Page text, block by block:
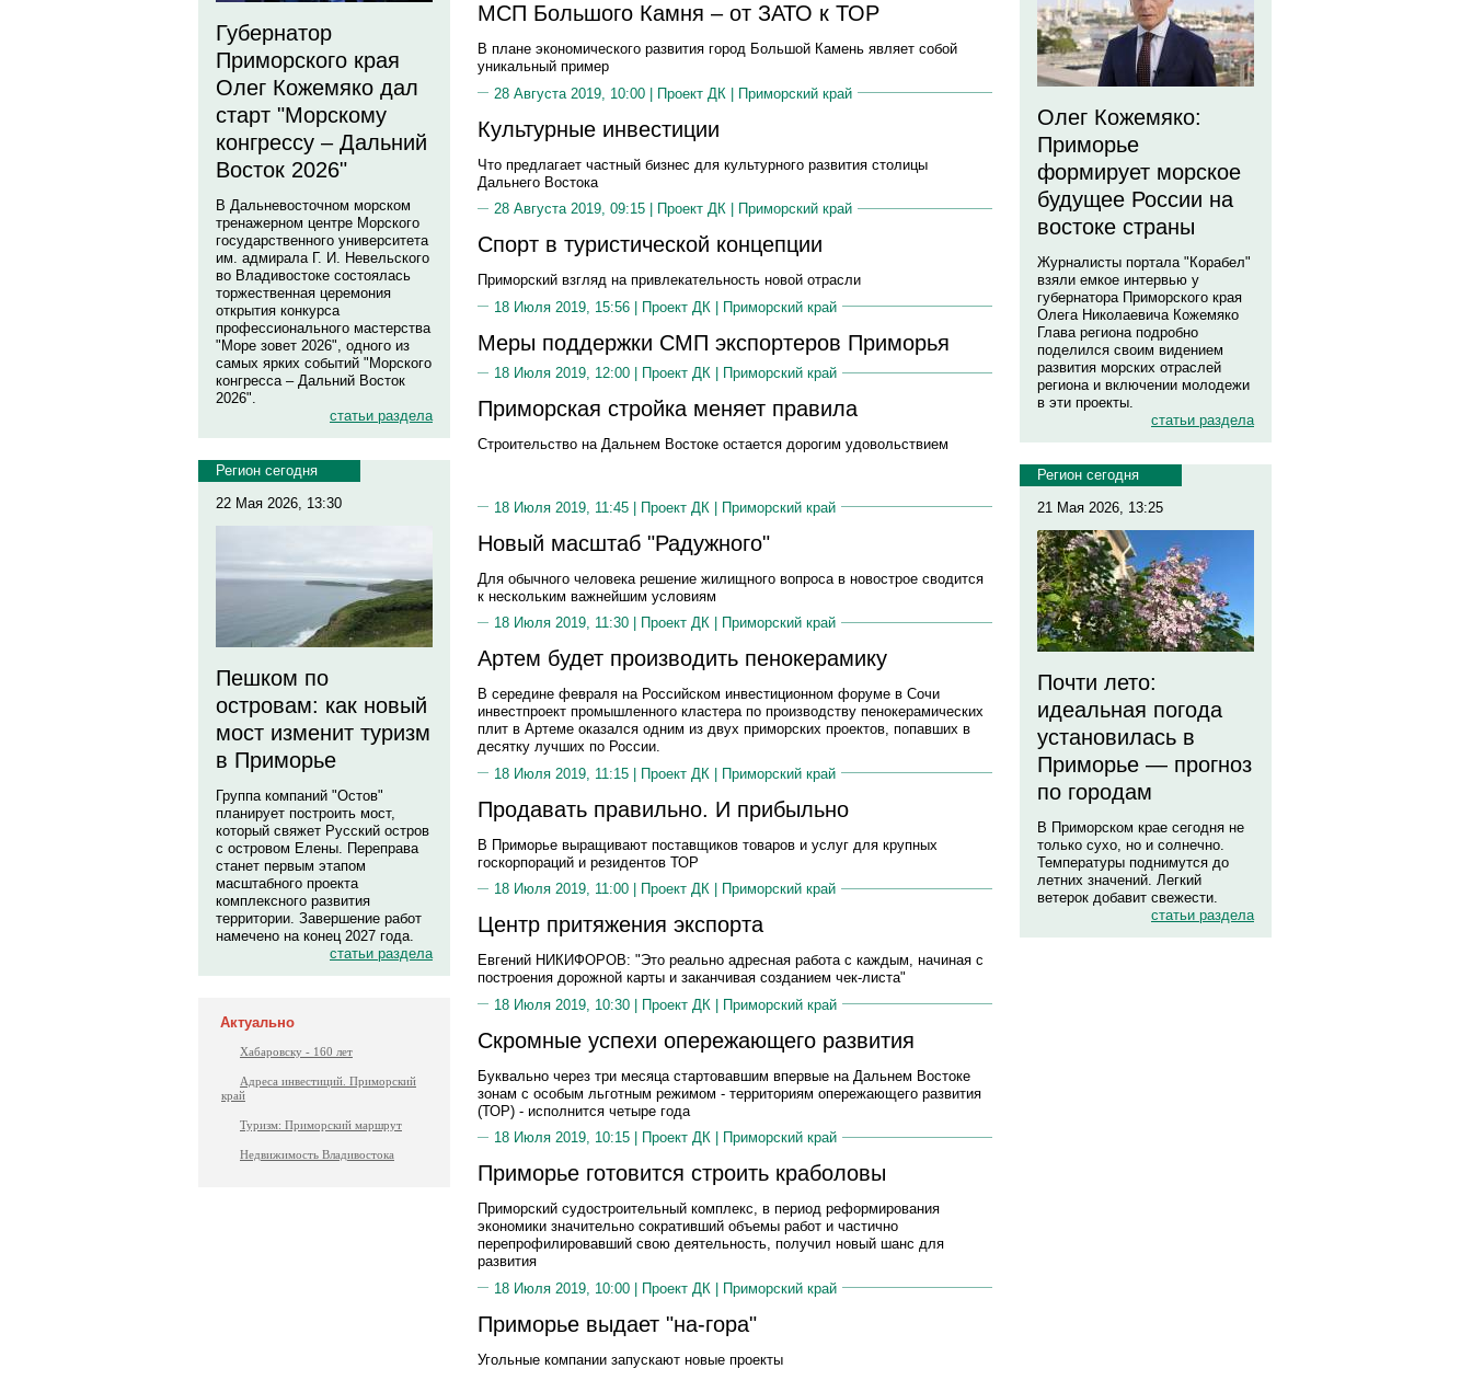
Губернатор
Приморского края
Олег Кожемяко дал
старт "Морскому
конгрессу – Дальний
Восток 2026"
В Дальневосточном морском
тренажерном центре Морского
государственного университета
им. адмирала Г. И. Невельского
во Владивостоке состоялась
торжественная церемония
открытия конкурса
профессионального мастерства
"Море зовет 2026", одного из
самых ярких событий "Морского
конгресса – Дальний Восток
2026".
статьи раздела
Регион сегодня
22 Мая 2026, 13:30
Пешком по
островам: как новый
мост изменит туризм
в Приморье
Группа компаний "Остов"
планирует построить мост,
который свяжет Русский остров
с островом Елены. Переправа
станет первым этапом
масштабного проекта
комплексного развития
территории. Завершение работ
намечено на конец 2027 года.
статьи раздела
Актуально
Хабаровску - 160 лет
Адреса инвестиций. Приморский
край
Туризм: Приморский маршрут
Недвижимость Владивостока
МСП Большого Камня – от ЗАТО к ТОР
В плане экономического развития город Большой Камень являет собой
уникальный пример
28 Августа 2019, 10:00 | Проект ДК | Приморский край
Культурные инвестиции
Что предлагает частный бизнес для культурного развития столицы
Дальнего Востока
28 Августа 2019, 09:15 |
Проект ДК Приморский край
Спорт в туристической концепции
Приморский взгляд на привлекательность новой отрасли
18 Июля 2019, 15:56 | Проект ДК | Приморский край
Меры поддержки СМП экспортеров Приморья
18 Июля 2019, 12:00 | Проект ДК Приморский край
Приморская стройка меняет правила
Строительство на Дальнем Востоке остается дорогим удовольствием
18 Июля 2019, 11:45 | Проект ДК | Приморский край
Новый масштаб "Радужного"
Для обычного человека решение жилищного вопроса в новострое сводится
к нескольким важнейшим условиям
18 Июля 2019, 11:30 |
Проект ДК Приморский край
Артем будет производить пенокерамику
В середине февраля на Российском инвестиционном форуме в Сочи
инвестпроект промышленного кластера по производству пенокерамических
плит в Артеме оказался одним из двух приморских проектов, попавших в
десятку лучших по России.
18 Июля 2019, 11:15 | Проект ДК | Приморский край
Продавать правильно. И прибыльно
В Приморье выращивают поставщиков товаров и услуг для крупных
госкорпораций и резидентов ТОР
18 Июля 2019, 11:00 |
Проект ДК Приморский край
Центр притяжения экспорта
Евгений НИКИФОРОВ: "Это реально адресная работа с каждым, начиная с
построения дорожной карты и заканчивая созданием чек-листа"
18 Июля 2019, 10:30 | Проект ДК | Приморский край
Скромные успехи опережающего развития
Буквально через три месяца стартовавшим впервые на Дальнем Востоке
зонам с особым льготным режимом - территориям опережающего развития
(ТОР) - исполнится четыре года
18 Июля 2019, 10:15 |
Проект ДК Приморский край
Приморье готовится строить краболовы
Приморский судостроительный комплекс, в период реформирования
экономики значительно сокративший объемы работ и частично
перепрофилировавший свою деятельность, получил новый шанс для
развития
18 Июля 2019, 10:00 | Проект ДК | Приморский край
Приморье выдает "на-гора"
Угольные компании запускают новые проекты
Олег Кожемяко:
Приморье
формирует морское
будущее России на
востоке страны
Журналисты портала "Корабел"
взяли емкое интервью у
губернатора Приморского края
Олега Николаевича Кожемяко
Глава региона подробно
поделился своим видением
развития морских отраслей
региона и включении молодежи
в эти проекты.
статьи раздела
Регион сегодня
21 Мая 2026, 13:25
Почти лето:
идеальная погода
установилась в
Приморье — прогноз
по городам
В Приморском крае сегодня не
только сухо, но и солнечно.
Температуры поднимутся до
летних значений. Легкий
ветерок добавит свежести.
статьи раздела